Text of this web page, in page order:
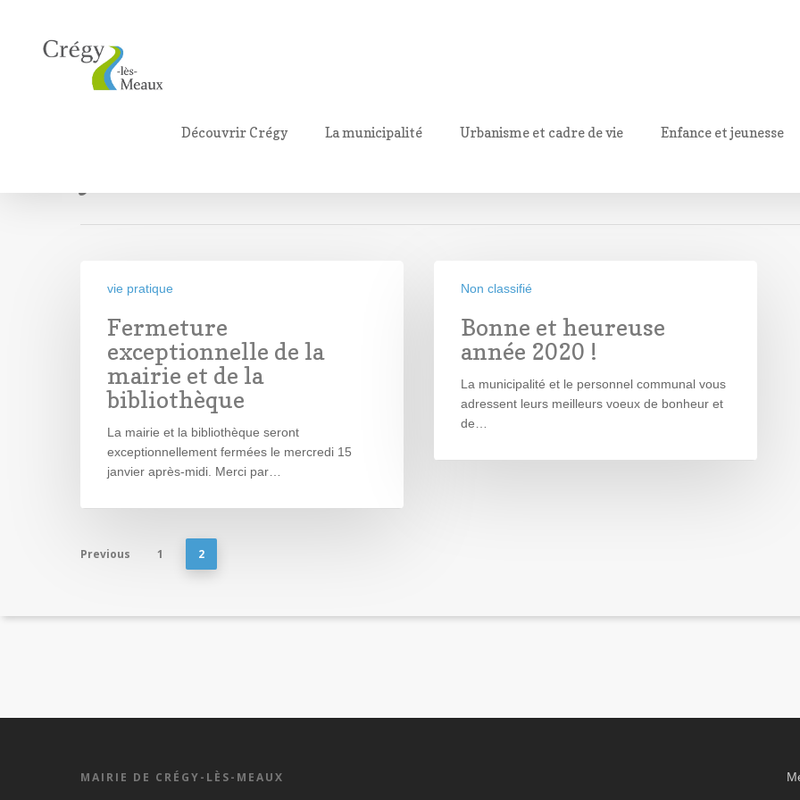
Découvrir Crégy La municipalité Urbanisme et cadre de vie Enfance et jeunesse
Monthly Archives
vie pratique
Fermeture
exceptionnelle de la
mairie et de la
bibliothèque
La mairie et la bibliothèque seront
exceptionnellement fermées le mercredi 15
janvier après-midi. Merci par…
Non classifié
Bonne et heureuse
année 2020 !
La municipalité et le personnel communal vous
adressent leurs meilleurs voeux de bonheur et
de…
Previous 1 2
MAIRIE DE CRÉGY-LÈS-MEAUX